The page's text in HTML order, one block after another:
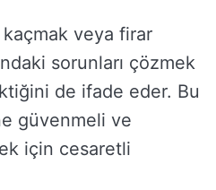
veya firar
sorunları çözmek
de ifade eder. Bu
güvenmeli ve
için cesaretli